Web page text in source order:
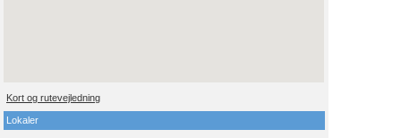
Kort og rutevejledning
Lokaler